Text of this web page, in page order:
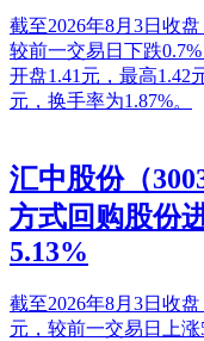
截至2026年8月3日收
较前一交易日下跌
开盘1.41元，最高1.42
元，换手率为1.87%。
汇中股份（
方式回购股份
5.13%
截至2026年8月3日收
元，较前一交易日上